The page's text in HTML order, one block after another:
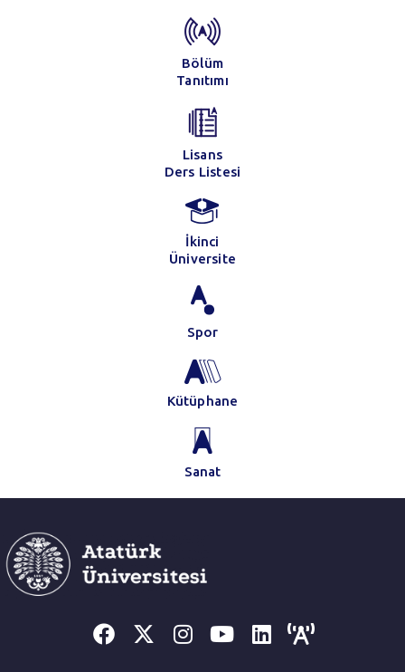
Bölüm
Tanıtımı
Lisans
Ders Listesi
İkinci
Üniversite
Spor
Kütüphane
Sanat